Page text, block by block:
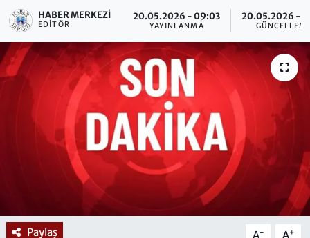
HABER MERKEZI
EDITÖR
20.05.2026 - 09:03
YAYINLANMA
20.05.2026 -
Paylaş A- A+